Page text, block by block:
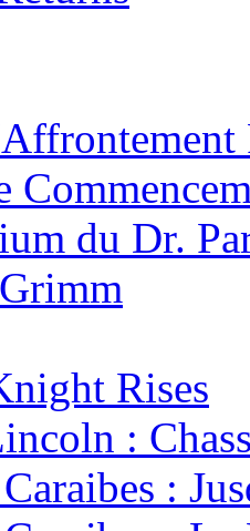
du Dr.
Rises
:
: